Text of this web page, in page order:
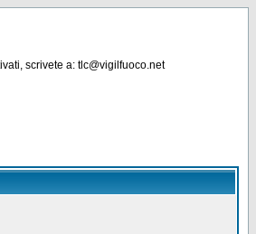
scrivete a: tlc@vigilfuoco.net